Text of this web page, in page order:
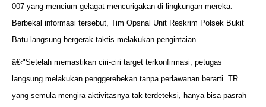
007 yang mencium gelagat mencurigakan di lingkungan mereka.
Berbekal informasi tersebut, Tim Opsnal Unit Reskrim Polsek Bukit
Batu langsung bergerak taktis melakukan pengintaian.
â€‹"Setelah memastikan ciri-ciri target terkonfirmasi, petugas
langsung melakukan penggerebekan tanpa perlawanan berarti. TR
yang semula mengira aktivitasnya tak terdeteksi, hanya bisa pasrah